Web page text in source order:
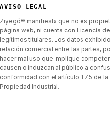
AVISO LEGAL
Ziyegó® manifiesta que no es
página web, ni cuenta con Licencia
legítimos titulares. Los datos
relación comercial entre las partes,
hacer mal uso que implique
causen o induzcan al público a
conformidad con el artículo 175 de
Propiedad Industrial.